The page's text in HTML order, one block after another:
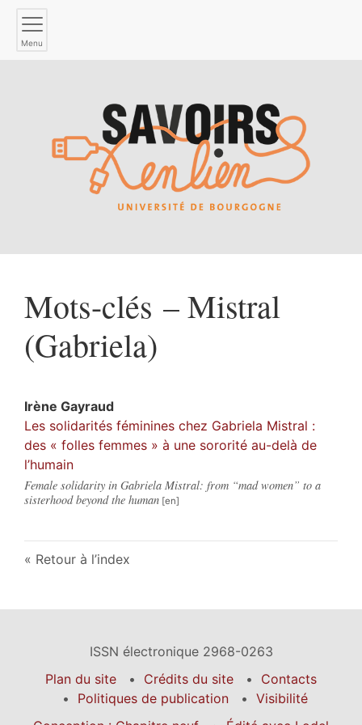
Menu
Mots-clés – Mistral
(Gabriela)
Irène Gayraud
Les solidarités féminines chez Gabriela Mistral :
des « folles femmes » à une sororité au-delà de
l’humain
Female solidarity in Gabriela Mistral: from “mad women” to a
sisterhood beyond the human
Retour à l’index
ISSN électronique 2968-0263
Plan du site
Crédits du site
Contacts
Politiques de publication
Visibilité